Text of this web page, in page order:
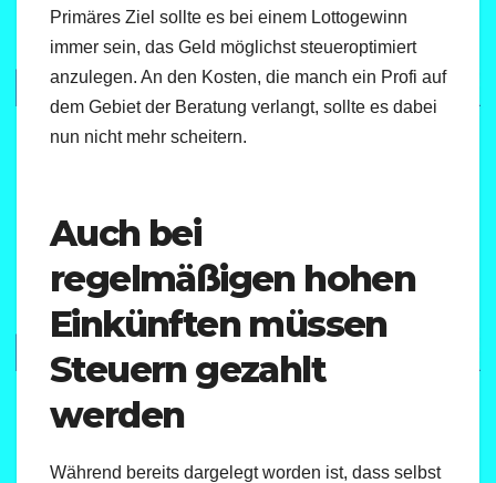
Primäres Ziel sollte es bei einem Lottogewinn
immer sein, das Geld möglichst steueroptimiert
anzulegen. An den Kosten, die manch ein Profi auf
dem Gebiet der Beratung verlangt, sollte es dabei
nun nicht mehr scheitern.
Auch bei
regelmäßigen hohen
Einkünften müssen
Steuern gezahlt
werden
Während bereits dargelegt worden ist, dass selbst